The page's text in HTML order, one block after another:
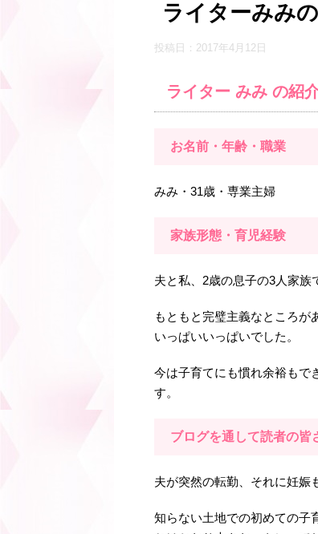
ライターみみ
投稿日： 2017年4月12日
ライター みみ の紹
お名前・年齢・職業
みみ・31歳・専業主婦
家族形態・育児経験
夫と私、2歳の息子の3人家族
もともと完璧主義なところが
いっぱいいっぱいでした。
今は子育てにも慣れ余裕もで
す。
ブログを通して読者の皆
夫が突然の転勤、それに妊娠
知らない土地での初めての子